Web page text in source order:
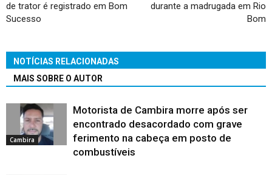
de trator é registrado em Bom
Sucesso
durante a madrugada em Rio
Bom
NOTÍCIAS RELACIONADAS
MAIS SOBRE O AUTOR
Cambira
Motorista de Cambira morre após ser
encontrado desacordado com grave
ferimento na cabeça em posto de
combustíveis